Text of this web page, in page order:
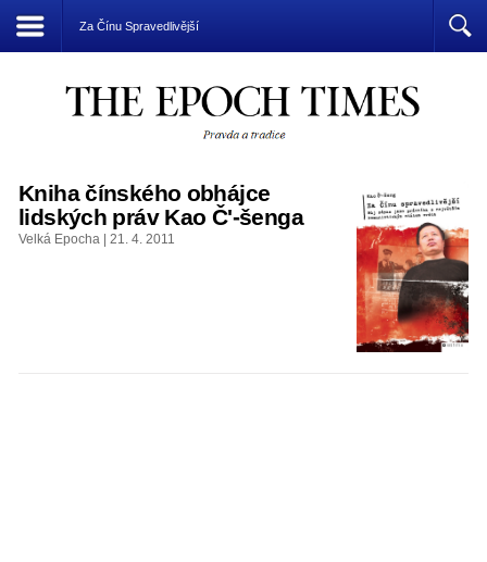
Za Čínu Spravedlivější
Kniha čínského obhájce
lidských práv Kao Č'-šenga
Velká Epocha | 21. 4. 2011